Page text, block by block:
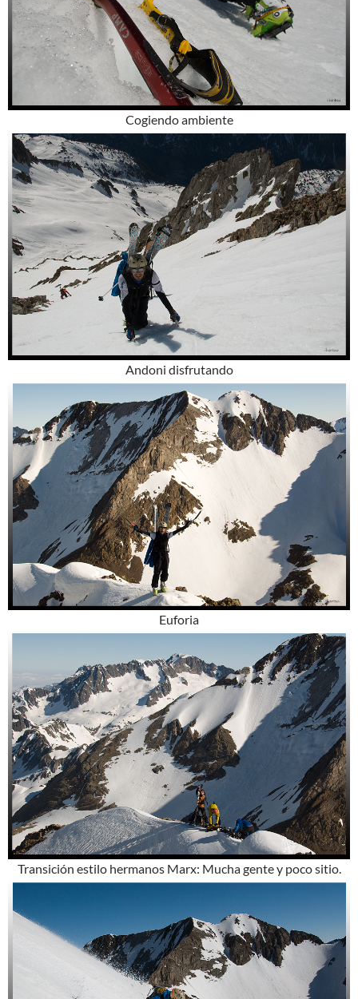
Cogiendo ambiente
Andoni disfrutando
Euforia
Transición estilo hermanos Marx: Mucha gente y poco sitio.